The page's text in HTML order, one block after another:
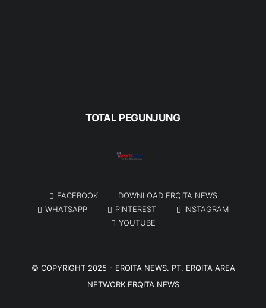
TOTAL PEGUNJUNG
FACEBOOK
DOWNLOAD ERQITA NEWS
WHATSAPP
PINTEREST
INSTAGRAM
YOUTUBE
© COPYRIGHT 2025 - ERQITA NEWS. PT. ERQITA AREA
NETWORK ERQITA NEWS